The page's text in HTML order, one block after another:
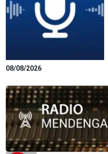
08/08/2026